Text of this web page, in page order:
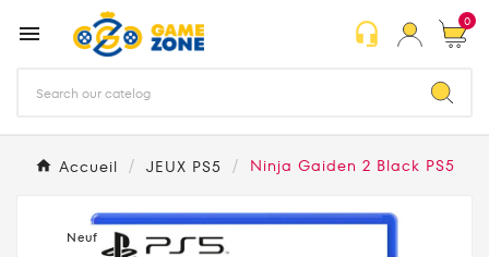
 headset_mic 0
Accueil JEUX PS5 Ninja Gaiden 2 Black PS5
Neuf